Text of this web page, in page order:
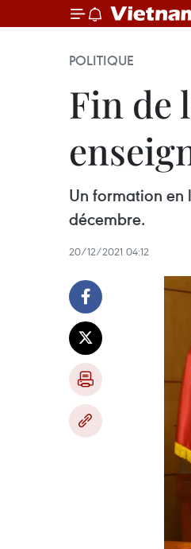
POLITIQUE
Fin de
Un formation en
décembre.
20/12/2021 04:12